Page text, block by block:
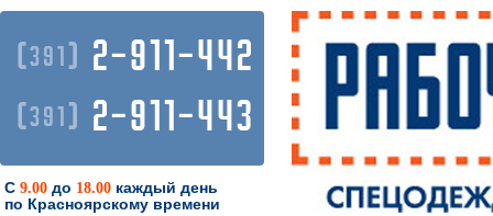
(391) 2-911-442
(391) 2-911-443
С 9.00 до 18.00 каждый день
по Красноярскому времени